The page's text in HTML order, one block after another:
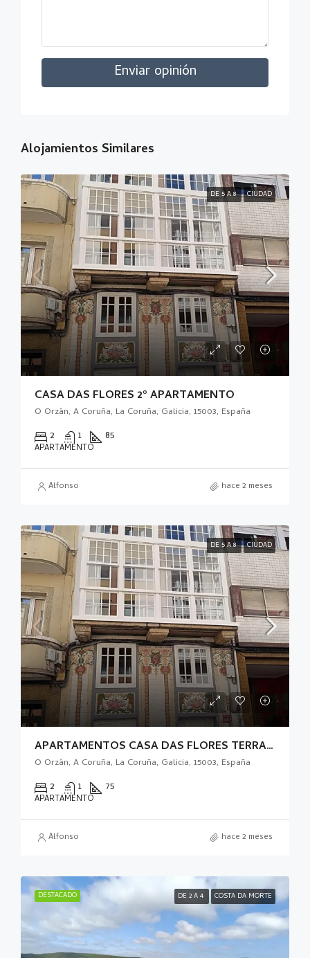
Enviar opinión
Alojamientos Similares
DE 5 A 8 CIUDAD
CASA DAS FLORES 2º APARTAMENTO
O Orzán, A Coruña, La Coruña, Galicia, 15003, España
2 1 85
APARTAMENTO
Alfonso hace 2 meses
DE 5 A 8 CIUDAD
APARTAMENTOS CASA DAS FLORES TERRAZA
O Orzán, A Coruña, La Coruña, Galicia, 15003, España
2 1 75
APARTAMENTO
Alfonso hace 2 meses
DESTACADO DE 2 A 4 COSTA DA MORTE